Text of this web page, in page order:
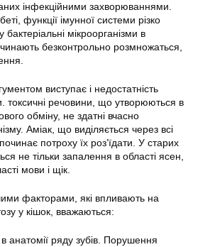
інфекційними захворюваннями.
функції імунної системи різко
мікроорганізми в
безконтрольно розмножаться,
виступає і недостатність
токсичні речовини, що утворюються в
обміну, не здатні вчасно
Аміак, що виділяється через всі
потроху їх роз’їдати. У старих
не тільки запалення в області ясен,
мови і щік.
факторами, які впливають на
у кішок, вважаються:
анатомії ряду зубів. Порушення